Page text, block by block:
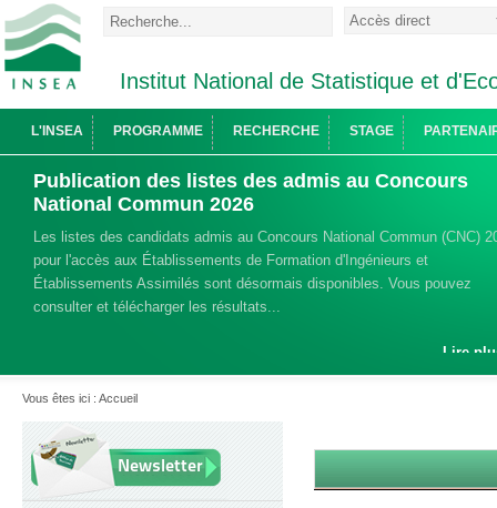
Institut National de Statistique et
L'INSEA PROGRAMME RECHERCHE STAGE
Publication des listes des admis au Concours
National Commun 2026
Les listes des candidats admis au Concours National Commun (CNC)
pour l'accès aux Établissements de Formation d'Ingénieurs et
Établissements Assimilés sont désormais disponibles. Vous pouvez
consulter et télécharger les résultats...
Lire
Vous êtes ici : Accueil
Newsletter